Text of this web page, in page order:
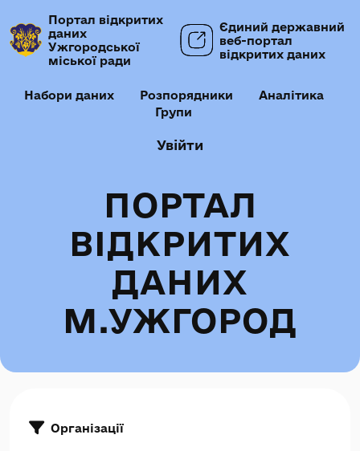
Портал відкритих
даних
Ужгородської
міської ради
Єдиний державний
веб-портал
відкритих даних
Набори даних Розпорядники
Аналітика
Групи
Увійти
ПОРТАЛ
ВІДКРИТИХ
ДАНИХ
М.УЖГОРОД
Організації